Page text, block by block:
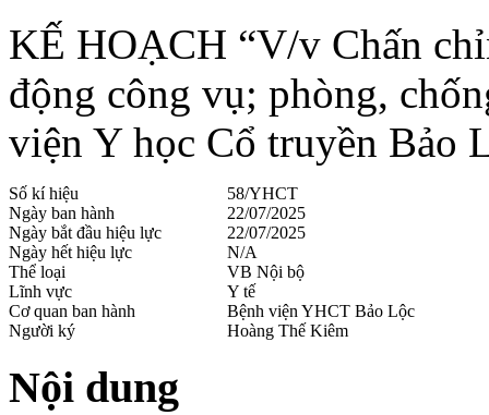
KẾ HOẠCH “V/v Chấn
động công vụ; phòng,
viện Y học Cổ truyền Bảo
Số kí hiệu
58/YHCT
Ngày ban hành
22/07/2025
Ngày bắt đầu hiệu lực
22/07/2025
Ngày hết hiệu lực
N/A
Thể loại
VB Nội bộ
Lĩnh vực
Y tế
Cơ quan ban hành
Bệnh viện YHCT Bảo Lộc
Người ký
Hoàng Thế Kiêm
Nội dung